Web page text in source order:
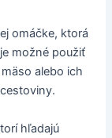
omáčke, ktorá
možné použiť
alebo ich
hľadajú